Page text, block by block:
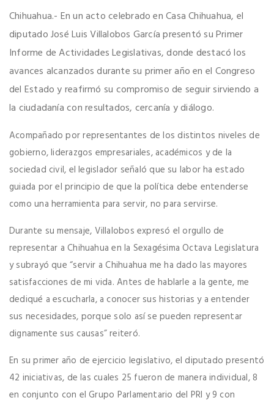
Chihuahua.- En un acto celebrado en Casa Chihuahua, el
diputado José Luis Villalobos García presentó su Primer
Informe de Actividades Legislativas, donde destacó los
avances alcanzados durante su primer año en el Congreso
del Estado y reafirmó su compromiso de seguir sirviendo a
la ciudadanía con resultados, cercanía y diálogo.
Acompañado por representantes de los distintos niveles de
gobierno, liderazgos empresariales, académicos y de la
sociedad civil, el legislador señaló que su labor ha estado
guiada por el principio de que la política debe entenderse
como una herramienta para servir, no para servirse.
Durante su mensaje, Villalobos expresó el orgullo de
representar a Chihuahua en la Sexagésima Octava Legislatura
y subrayó que “servir a Chihuahua me ha dado las mayores
satisfacciones de mi vida. Antes de hablarle a la gente, me
dediqué a escucharla, a conocer sus historias y a entender
sus necesidades, porque solo así se pueden representar
dignamente sus causas” reiteró.
En su primer año de ejercicio legislativo, el diputado presentó
42 iniciativas, de las cuales 25 fueron de manera individual, 8
en conjunto con el Grupo Parlamentario del PRI y 9 con